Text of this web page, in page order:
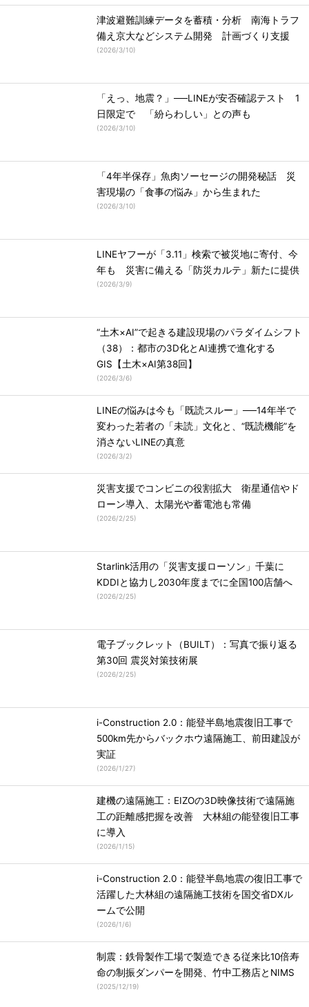
津波避難訓練データを蓄積・分析 南海トラフ
備え京大などシステム開発 計画づくり支援
(2026/3/10)
「えっ、地震？」──LINEが安否確認テスト 1
日限定で 「紛らわしい」との声も
(2026/3/10)
「4年半保存」魚肉ソーセージの開発秘話 災
害現場の「食事の悩み」から生まれた
(2026/3/10)
LINEヤフーが「3.11」検索で被災地に寄付、今
年も 災害に備える「防災カルテ」新たに提供
(2026/3/9)
“土木×AI”で起きる建設現場のパラダイムシフト
（38）：都市の3D化とAI連携で進化する
GIS【土木×AI第38回】
(2026/3/6)
LINEの悩みは今も「既読スルー」──14年半で
変わった若者の「未読」文化と、“既読機能”を
消さないLINEの真意
(2026/3/2)
災害支援でコンビニの役割拡大 衛星通信やド
ローン導入、太陽光や蓄電池も常備
(2026/2/25)
Starlink活用の「災害支援ローソン」千葉に
KDDIと協力し2030年度までに全国100店舗へ
(2026/2/25)
電子ブックレット（BUILT）：写真で振り返る
第30回 震災対策技術展
(2026/2/25)
i-Construction 2.0：能登半島地震復旧工事で
500km先からバックホウ遠隔施工、前田建設が
実証
(2026/1/27)
建機の遠隔施工：EIZOの3D映像技術で遠隔施
工の距離感把握を改善 大林組の能登復旧工事
に導入
(2026/1/15)
i-Construction 2.0：能登半島地震の復旧工事で
活躍した大林組の遠隔施工技術を国交省DXル
ームで公開
(2026/1/6)
制震：鉄骨製作工場で製造できる従来比10倍寿
命の制振ダンパーを開発、竹中工務店とNIMS
(2025/12/19)